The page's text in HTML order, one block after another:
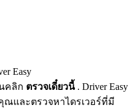
Easy
คลิก ตรวจเดี๋ยวนี้. Driver Easy
และตรวจหาไดรเวอร์ที่มี